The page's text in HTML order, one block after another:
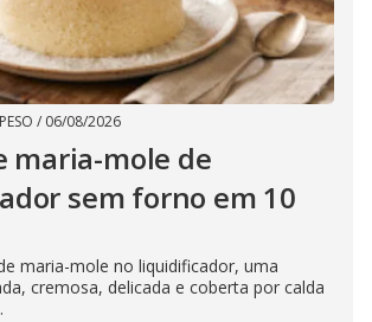
/ 06/08/2026
maria-mole de
sem forno em 10
maria-mole no liquidificador, uma
cremosa, delicada e coberta por calda